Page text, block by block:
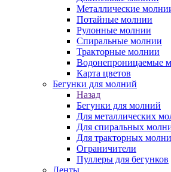
Металлические
Потайные молнии
Рулонные молнии
Спиральные молнии
Тракторные молнии
Водонепроницаемые
Карта цветов
Бегунки для молний
Назад
Бегунки для молний
Для металлических
Для спиральных
Для тракторных
Ограничители
Пуллеры для бегунков
Ленты